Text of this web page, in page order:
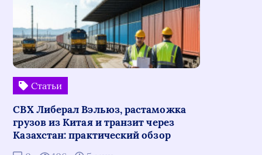
Статьи
СВХ Либерал Вэльюз, растаможка
грузов из Китая и транзит через
Казахстан: практический обзор